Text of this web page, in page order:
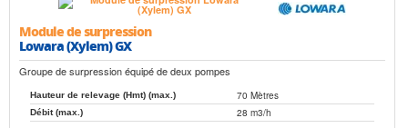
Module de surpression
Lowara (Xylem) GX
Groupe de surpression équipé de deux pompes
Hauteur de relevage (Hmt) (max.) 70 Mètres
Débit (max.) 28 m3/h